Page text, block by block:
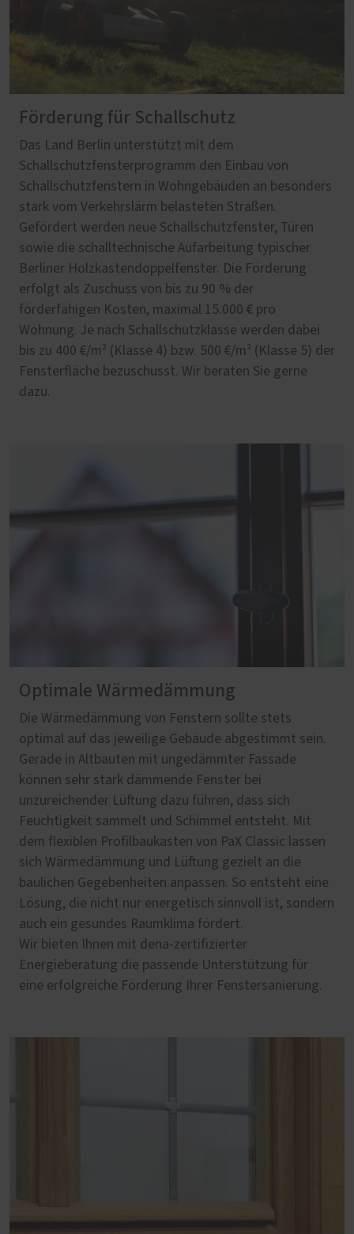
Förderung für Schallschutz
Das Land Berlin unterstützt mit dem
Schallschutzfensterprogramm den Einbau von
Schallschutzfenstern in Wohngebäuden an besonders
stark vom Verkehrslärm belasteten Straßen.
Gefördert werden neue Schallschutzfenster, Türen
sowie die schalltechnische Aufarbeitung typischer
Berliner Holzkastendoppelfenster. Die Förderung
erfolgt als Zuschuss von bis zu 90 % der
förderfähigen Kosten, maximal 15.000 € pro
Wohnung. Je nach Schallschutzklasse werden dabei
bis zu 400 €/m² (Klasse 4) bzw. 500 €/m² (Klasse 5) der
Fensterfläche bezuschusst. Wir beraten Sie gerne
dazu.
Optimale Wärmedämmung
Die Wärmedämmung von Fenstern sollte stets
optimal auf das jeweilige Gebäude abgestimmt sein.
Gerade in Altbauten mit ungedämmter Fassade
können sehr stark dämmende Fenster bei
unzureichender Lüftung dazu führen, dass sich
Feuchtigkeit sammelt und Schimmel entsteht. Mit
dem flexiblen Profilbaukasten von PaX Classic lassen
sich Wärmedämmung und Lüftung gezielt an die
baulichen Gegebenheiten anpassen. So entsteht eine
Lösung, die nicht nur energetisch sinnvoll ist, sondern
auch ein gesundes Raumklima fördert.
Wir bieten Ihnen mit dena-zertifizierter
Energieberatung die passende Unterstützung für
eine erfolgreiche Förderung Ihrer Fenstersanierung.